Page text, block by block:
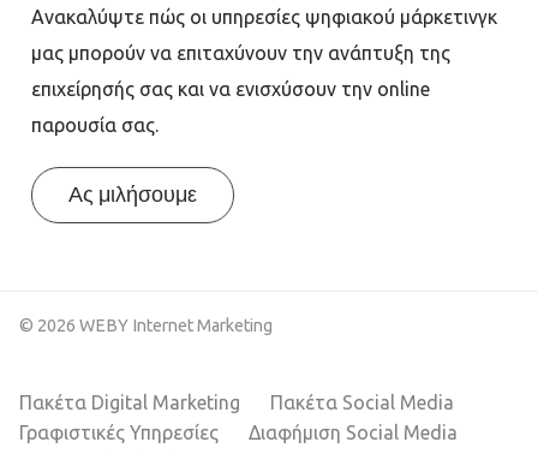
Ανακαλύψτε πώς οι υπηρεσίες ψηφιακού μάρκετινγκ
μας μπορούν να επιταχύνουν την ανάπτυξη της
επιχείρησής σας και να ενισχύσουν την online
παρουσία σας.
Ας μιλήσουμε
© 2026 WEBY Internet Marketing
Πακέτα Digital Marketing
Πακέτα Social Media
Γραφιστικές Υπηρεσίες
Διαφήμιση Social Media